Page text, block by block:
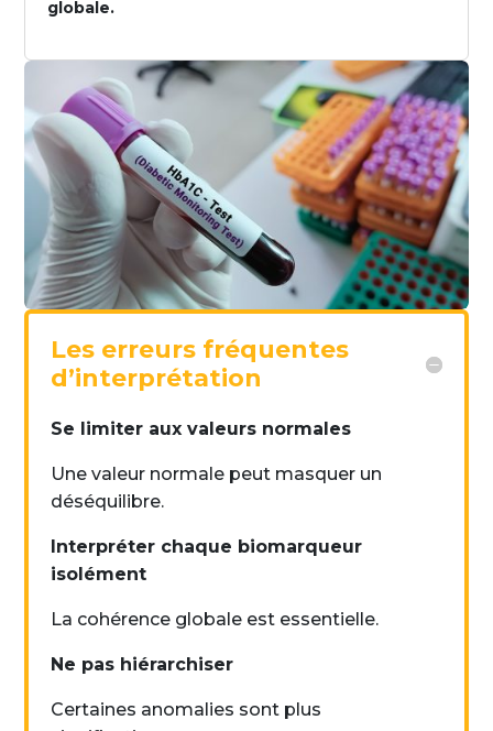
globale.
Les erreurs fréquentes
d’interprétation
Se limiter aux valeurs normales
Une valeur normale peut masquer un
déséquilibre.
Interpréter chaque biomarqueur
isolément
La cohérence globale est essentielle.
Ne pas hiérarchiser
Certaines anomalies sont plus